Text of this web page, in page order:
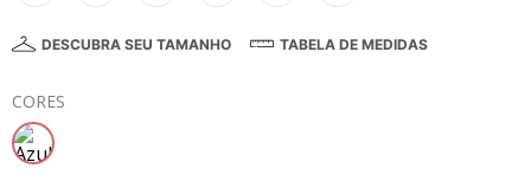
DESCUBRA SEU TAMANHO TABELA DE MEDIDAS
CORES